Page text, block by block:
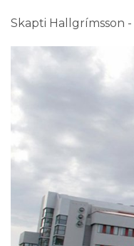
Skapti Hallgrímsson -